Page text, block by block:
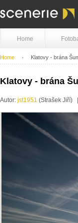
Home
Home Klatovy - brána
Klatovy - brána
Autor: jst1951 (Strašek Jiří)